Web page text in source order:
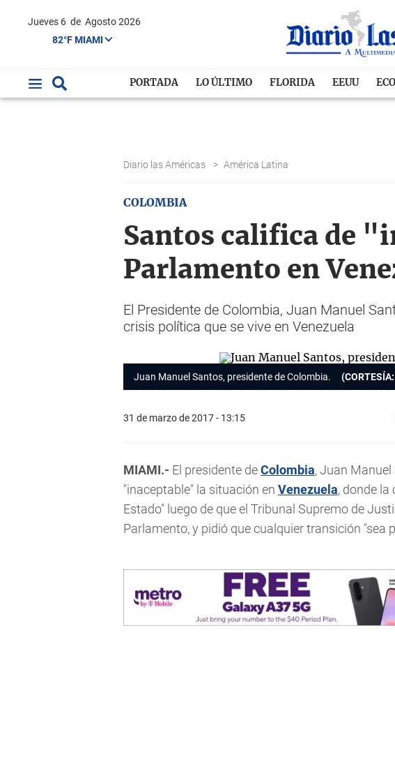
Jueves 6 de Agosto 2026
82°F MIAMI
PORTADA LO ÚLTIMO FLORIDA EEUU
Diario las Américas > América Latina
COLOMBIA
Santos califica de
Parlamento en
El Presidente de Colombia, Juan Manuel
crisis política que se vive en Venezuela
Juan Manuel Santos, presidente de Colombia.
31 de marzo de 2017 - 13:15
MIAMI.- El presidente deColombia, Juan
"inaceptable" la situación en Venezuela, donde la
Estado" luego de que el Tribunal Supremo de
Parlamento, y pidió que cualquier transición "sea